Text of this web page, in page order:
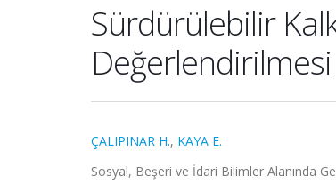
Sürdürülebilir
Değerlendirilmesi
ÇALIPINAR H., KAYA E.
Sosyal, Beşeri ve İdari Bilimler Alanında